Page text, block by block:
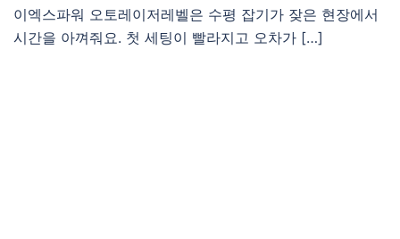
이엑스파워 오토레이저레벨은 수평 잡기가 잦은 현장에서
시간을 아껴줘요. 첫 세팅이 빨라지고 오차가 […]